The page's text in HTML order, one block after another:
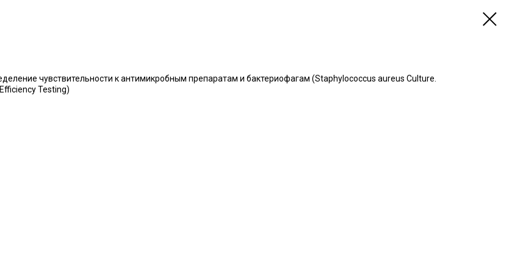
чувствительности к антимикробным препаратам и бактериофагам (Staphylococcus aureus Culture.
Testing)